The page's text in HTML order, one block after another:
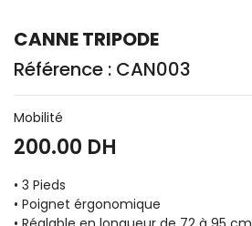
CANNE TRIPODE
Référence : CAN003
Mobilité
200.00 DH
• 3 Pieds
• Poignet érgonomique